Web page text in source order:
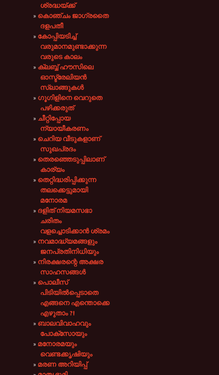
ശ്രദ്ധയ്ക്ക്‌
കൊഞ്ചം ജാഗ്രതൈ
ദളപതീ
കോപ്പിയടിച്ച്
വരുമാനമുണ്ടാക്കുന്ന
വരുടെ കാലം
ക്ലബ്ബ് ഹൗസിലെ
ഓസ്ട്രേലിയൻ
സ്ലാങ്ങുകൾ
ഗൂഗിളിനെ വെറുതെ
പഴിക്കരുത്
ചീറ്റിപ്പോയ
ന്യായീകരണം
ചെറിയ വീടുകളാണ്
സുഖപ്രദം
തെരഞ്ഞെടുപ്പിലാണ്
കാര്യം
തെറ്റിദ്ധരിപ്പിക്കുന്ന
തലക്കെട്ടുമായി
മനോരമ
ദളിത് നിയമസഭാ
ചരിതം
വളച്ചൊടിക്കാൻ ശ്രമം
നവമാദ്ധ്യമങ്ങളും
ജനപ്രതിനിധിയും
നിരക്ഷരന്റെ അക്ഷര
സാഹസങ്ങൾ
പൊലീസ്
പിടിയിൽപ്പെടാതെ
എങ്ങനെ എന്തൊക്കെ
എഴുതാം ?!
ബാലവിവാഹവും
പോക്സോയും
മനോരമയും
വെണ്ടക്കൃഷിയും
മരണ അറിയിപ്പ്